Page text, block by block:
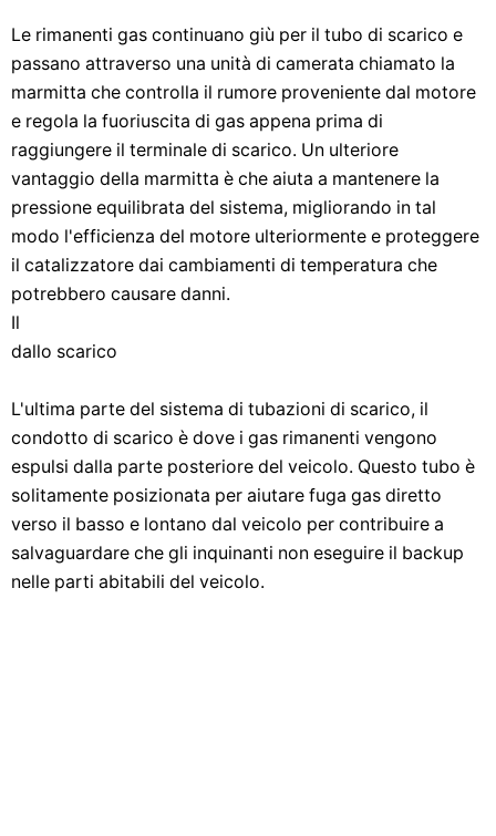
Le rimanenti gas continuano giù per il tubo di scarico e
passano attraverso una unità di camerata chiamato la
marmitta che controlla il rumore proveniente dal motore
e regola la fuoriuscita di gas appena prima di
raggiungere il terminale di scarico. Un ulteriore
vantaggio della marmitta è che aiuta a mantenere la
pressione equilibrata del sistema, migliorando in tal
modo l'efficienza del motore ulteriormente e proteggere
il catalizzatore dai cambiamenti di temperatura che
potrebbero causare danni.
Il
dallo scarico
L'ultima parte del sistema di tubazioni di scarico, il
condotto di scarico è dove i gas rimanenti vengono
espulsi dalla parte posteriore del veicolo. Questo tubo è
solitamente posizionata per aiutare fuga gas diretto
verso il basso e lontano dal veicolo per contribuire a
salvaguardare che gli inquinanti non eseguire il backup
nelle parti abitabili del veicolo.